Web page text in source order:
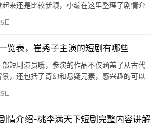
来还是比较新颖，小编在这里整理了剧情介
日
览表，崔秀子主演的短剧有哪些
短剧演员哦，参演的作品不仅涵盖了从古代
，还包括了奇幻和悬疑元素，感兴趣的可以
日
情介绍-桃李满天下短剧完整内容讲解